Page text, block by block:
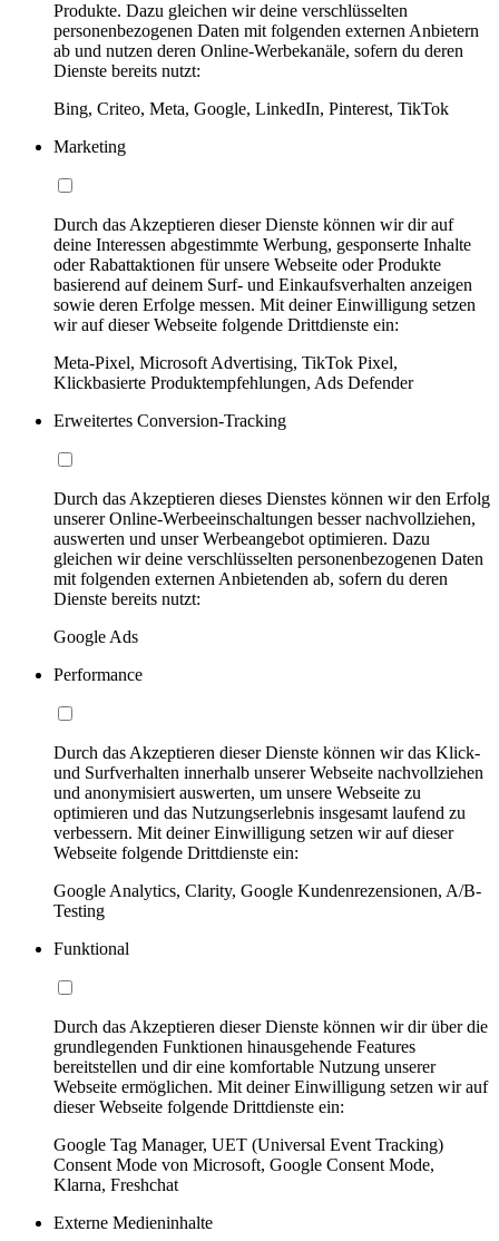
Produkte. Dazu gleichen wir deine verschlüsselten
personenbezogenen Daten mit folgenden externen Anbietern
ab und nutzen deren Online-Werbekanäle, sofern du deren
Dienste bereits nutzt:
Bing, Criteo, Meta, Google, LinkedIn, Pinterest, TikTok
Marketing
Durch das Akzeptieren dieser Dienste können wir dir auf
deine Interessen abgestimmte Werbung, gesponserte Inhalte
oder Rabattaktionen für unsere Webseite oder Produkte
basierend auf deinem Surf- und Einkaufsverhalten anzeigen
sowie deren Erfolge messen. Mit deiner Einwilligung setzen
wir auf dieser Webseite folgende Drittdienste ein:
Meta-Pixel, Microsoft Advertising, TikTok Pixel,
Klickbasierte Produktempfehlungen, Ads Defender
Erweitertes Conversion-Tracking
Durch das Akzeptieren dieses Dienstes können wir den Erfolg
unserer Online-Werbeeinschaltungen besser nachvollziehen,
auswerten und unser Werbeangebot optimieren. Dazu
gleichen wir deine verschlüsselten personenbezogenen Daten
mit folgenden externen Anbietenden ab, sofern du deren
Dienste bereits nutzt:
Google Ads
Performance
Durch das Akzeptieren dieser Dienste können wir das Klick-
und Surfverhalten innerhalb unserer Webseite nachvollziehen
und anonymisiert auswerten, um unsere Webseite zu
optimieren und das Nutzungserlebnis insgesamt laufend zu
verbessern. Mit deiner Einwilligung setzen wir auf dieser
Webseite folgende Drittdienste ein:
Google Analytics, Clarity, Google Kundenrezensionen, A/B-
Testing
Funktional
Durch das Akzeptieren dieser Dienste können wir dir über die
grundlegenden Funktionen hinausgehende Features
bereitstellen und dir eine komfortable Nutzung unserer
Webseite ermöglichen. Mit deiner Einwilligung setzen wir auf
dieser Webseite folgende Drittdienste ein:
Google Tag Manager, UET (Universal Event Tracking)
Consent Mode von Microsoft, Google Consent Mode,
Klarna, Freshchat
Externe Medieninhalte